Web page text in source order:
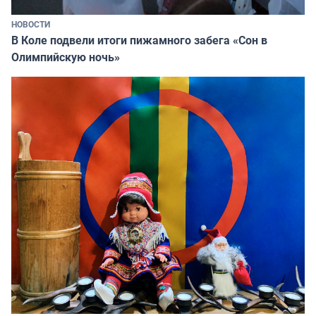
НОВОСТИ
В Коле подвели итоги пижамного забега «Сон в
Олимпийскую ночь»